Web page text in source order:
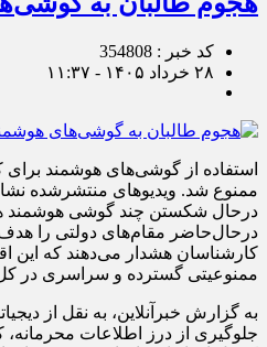
کد خبر : 354808
۲۸ خرداد ۱۴۰۵ - ۱۱:۳۷
استفاده از گوشی‌های هوشمند برای
ممنوع شد. ویدیوهای منتشرشده
درحال شکستن چند گوشی هوشمند
درحال‌حاضر مقام‌های دولتی را هدف
کارشناسان هشدار می‌دهند که این
ممنوعیتی گسترده و سراسری در
به گزارش خبرآنلاین، به نقل از
جلوگیری از درز اطلاعات